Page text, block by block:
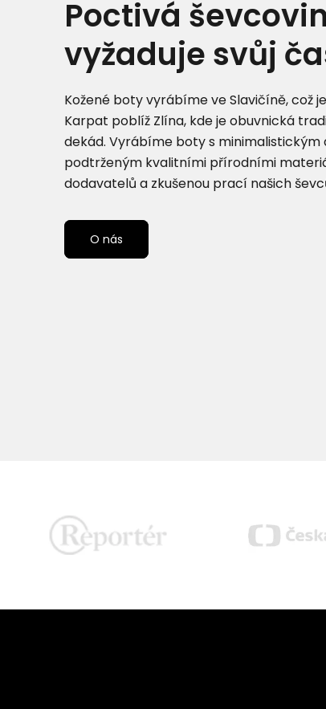
Poctivá
vyžaduje svůj
Kožené boty vyrábíme ve Slavičíně, což
Karpat poblíž Zlína, kde je obuvnická
dekád. Vyrábíme boty s
podtrženým kvalitními přírodními
dodavatelů a zkušenou prací našich
O nás